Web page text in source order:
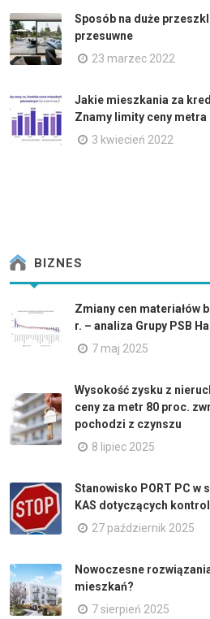
Sposób na duże
przesuwne
23 marzec 2022
Jakie mieszkania za
Znamy limity ceny
3 kwiecień 2022
BIZNES
Zmiany cen materiałów
r. – analiza Grupy PSB
7 maj 2025
Wysokość zysku z
ceny za metr 80 proc.
pochodzi z czynszu
8 lipiec 2025
Stanowisko PORT PC w
KAS dotyczących
27 październik 2025
Nowoczesne
mieszkań?
7 sierpień 2025